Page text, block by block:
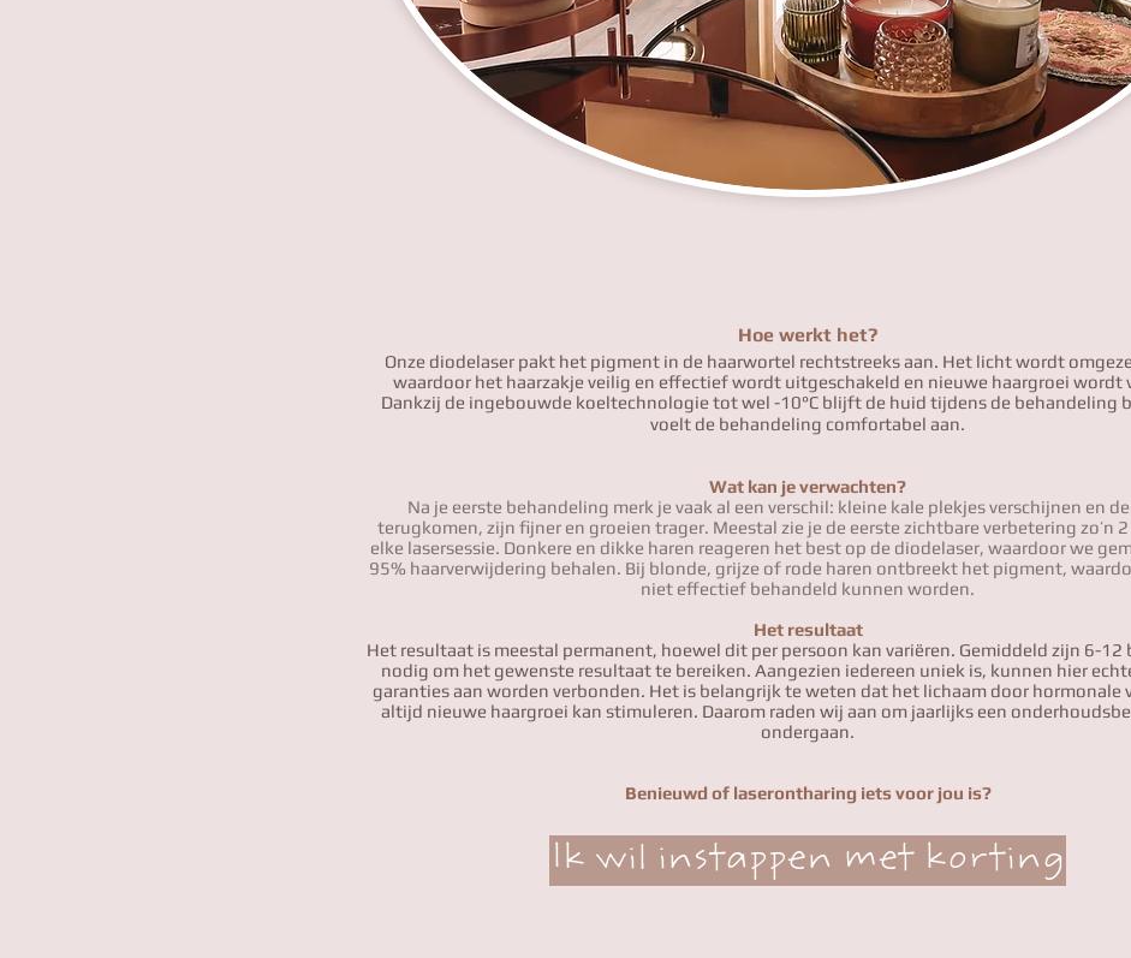
Hoe werkt het?
Onze diodelaser pakt het pigment in de haarwortel rechtstreeks aan. Het licht wordt
waardoor het haarzakje veilig en effectief wordt uitgeschakeld en nieuwe haargroei wordt
Dankzij de ingebouwde koeltechnologie tot wel -10°C blijft de huid tijdens de behandeling
voelt de behandeling comfortabel aan.
Wat kan je verwachten?
Na je eerste behandeling merk je vaak al een verschil: kleine kale plekjes verschijnen en
terugkomen, zijn fijner en groeien trager. Meestal zie je de eerste zichtbare verbetering zo’n 2
elke lasersessie. Donkere en dikke haren reageren het best op de diodelaser, waardoor we
95% haarverwijdering behalen. Bij blonde, grijze of rode haren ontbreekt het pigment,
niet effectief behandeld kunnen worden.
Het resultaat
Het resultaat is meestal permanent, hoewel dit per persoon kan variëren. Gemiddeld zijn 6-12
nodig om het gewenste resultaat te bereiken. Aangezien iedereen uniek is, kunnen hier
garanties aan worden verbonden. Het is belangrijk te weten dat het lichaam door hormonale
altijd nieuwe haargroei kan stimuleren. Daarom raden wij aan om jaarlijks een
ondergaan.
Benieuwd of laserontharing iets voor jou is?
Ik wil instappen met korting